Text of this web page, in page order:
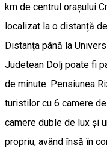
km de centrul orașului
localizat la o distanță
Distanța până la
Judetean Dolj poate fi
de minute. Pensiunea
turistilor cu 6 camere
camere duble de lux și
propriu, având însă în